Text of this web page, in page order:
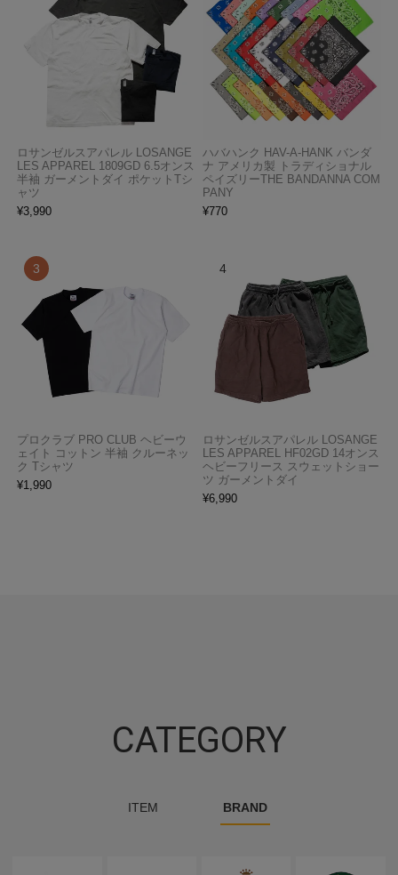
ロサンゼルスアパレル LOSANGE
LES APPAREL 1809GD 6.5オンス
半袖 ガーメントダイ ポケットTシ
ャツ
¥3,990
ハバハンク HAV-A-HANK バンダ
ナ アメリカ製 トラディショナル
ペイズリーTHE BANDANNA COM
PANY
¥770
プロクラブ PRO CLUB ヘビーウ
ェイト コットン 半袖 クルーネッ
ク Tシャツ
¥1,990
ロサンゼルスアパレル LOSANGE
LES APPAREL HF02GD 14オンス
ヘビーフリース スウェットショー
ツ ガーメントダイ
¥6,990
CATEGORY
ITEM BRAND